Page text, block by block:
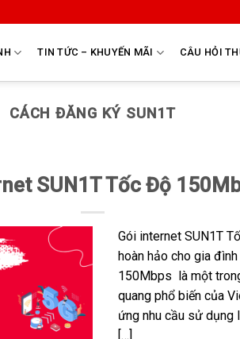
TIN TỨC – KHUYẾN MÃI CÂU HỎI
CÁCH ĐĂNG KÝ SUN1T
SUN1T Tốc Độ
Gói internet SUN1T
hoàn hảo cho gia
150Mbps là một
quang phổ biến của
ứng nhu cầu sử dụng
[…]